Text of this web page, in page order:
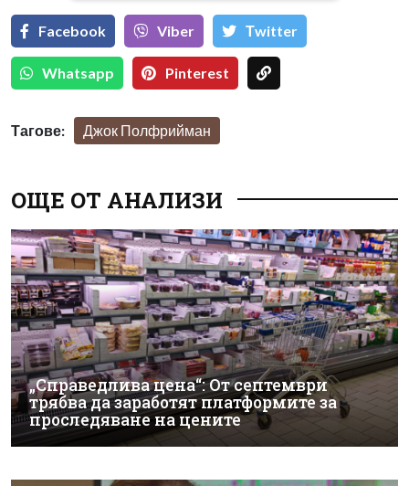
Facebook Viber Тwitter
Whatsapp Pinterest
Тагове: Джок Полфрийман
ОЩЕ ОТ АНАЛИЗИ
„Справедлива цена“: От септември
трябва да заработят платформите за
проследяване на цените